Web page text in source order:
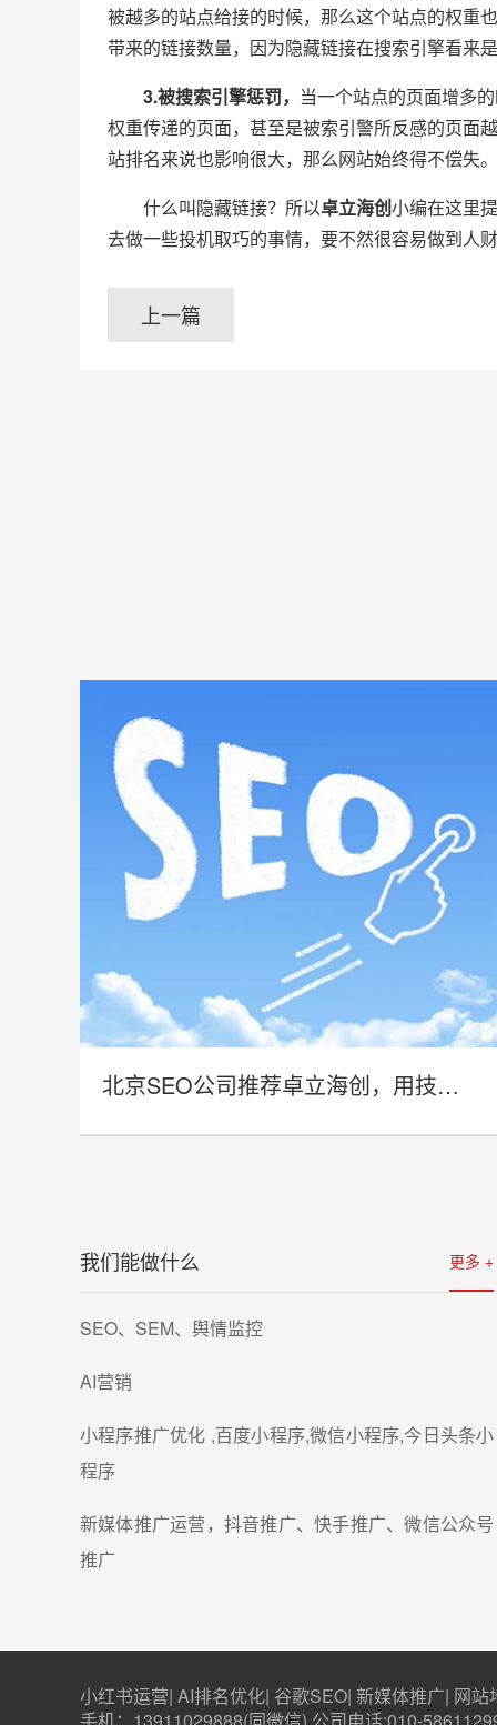
被越多的站点给接的时候，那么这个站点的权重
带来的链接数量，因为隐藏链接在搜索引擎看来
3.被搜索引擎惩罚， 当一个站点的页面增多
权重传递的页面，甚至是被索引警所反感的页面
站排名来说也影响很大，那么网站始终得不偿失。
什么叫隐藏链接？所以卓立海创小编在这里
去做一些投机取巧的事情，要不然很容易做到人
上一篇
北京SEO公司推荐卓立海创，用技术实力赋能企业线上增长
更多 +
我们能做什么
SEO、SEM、舆情监控
AI营销
小程序推广优化 ,百度小程序,微信小程序,今日头条小
程序
新媒体推广运营，抖音推广、快手推广、微信公众号
推广
小红书运营| AI排名优化| 谷歌SEO| 新媒体推广| 网站
手机：13911029888(同微信) 公司电话:010-